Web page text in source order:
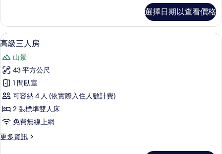
相
片
雙
床
房
詳
情
選擇日期以查看價格
顯
示
高
級
三
人
房
的
所
高級寢具、羽絨被、客房內保險箱、書
5
高級三人房
山景
43 平方公尺
1 間臥室
可容納 4 人 (依實際入住人數計費)
2 張標準雙人床
免費無線上網
更多資訊
更